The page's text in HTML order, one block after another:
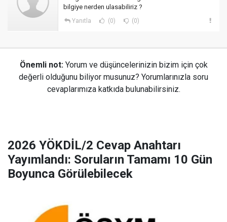
bilgiye nerden ulasabiliriz ?
Yanıtla (0) (0)
Önemli not: Yorum ve düşüncelerinizin bizim için çok
değerli olduğunu biliyor musunuz? Yorumlarınızla soru
cevaplarımıza katkıda bulunabilirsiniz.
2026 YÖKDİL/2 Cevap Anahtarı
Yayımlandı: Soruların Tamamı 10 Gün
Boyunca Görülebilecek